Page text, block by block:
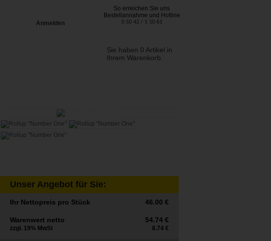
So erreichen Sie uns
Bestellannahme und Hotline
0 50 42 / 5 10 61
Sie haben 0 Artikel in
Ihrem Warenkorb.
Unser Angebot für Sie:
Ihr Nettopreis pro Stück 46.00 €
Warenwert netto 54.74 €
zzgl. 19% MwSt 8.74 €